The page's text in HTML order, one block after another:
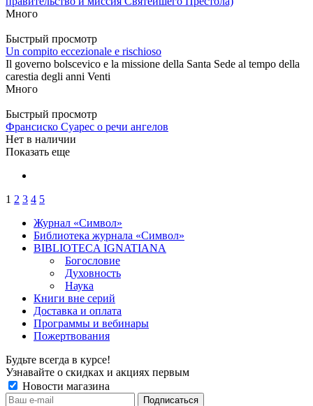
Много
Быстрый просмотр
Un compito eccezionale e rischioso
Il governo bolscevico e la missione della Santa Sede al tempo della
carestia degli anni Venti
Много
Быстрый просмотр
Франсиско Суарес о речи ангелов
Нет в наличии
Показать еще
1 2 3 4 5
Журнал «Символ»
Библиотека журнала «Символ»
BIBLIOTECA IGNATIANA
Богословие
Духовность
Наука
Книги вне серий
Доставка и оплата
Программы и вебинары
Пожертвования
Будьте всегда в курсе!
Узнавайте о скидках и акциях первым
Новости магазина